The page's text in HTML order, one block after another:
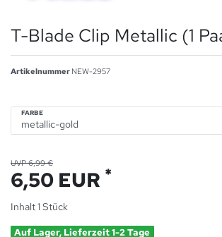
T-Blade Clip Metallic (1
Artikelnummer NEW-2957
FARBE
UVP 6,99 €
6,50 EUR *
Inhalt1Stück
Auf Lager, Lieferzeit 1-2 Tage